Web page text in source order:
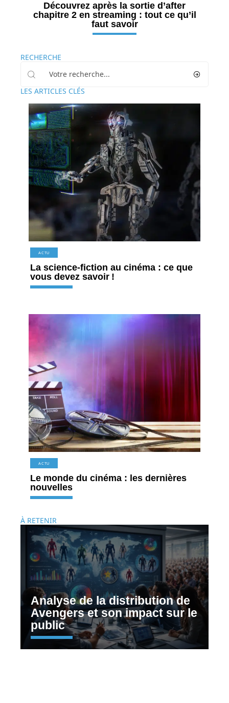
Découvrez après la sortie d’after
chapitre 2 en streaming : tout ce qu’il
faut savoir
RECHERCHE
LES ARTICLES CLÉS
ACTU
La science-fiction au cinéma : ce que
vous devez savoir !
ACTU
Le monde du cinéma : les dernières
nouvelles
À RETENIR
Analyse de la distribution de
Avengers et son impact sur le
public